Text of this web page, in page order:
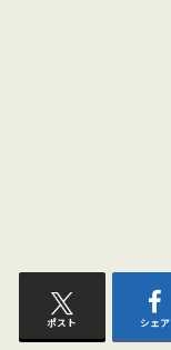
ポスト シェア